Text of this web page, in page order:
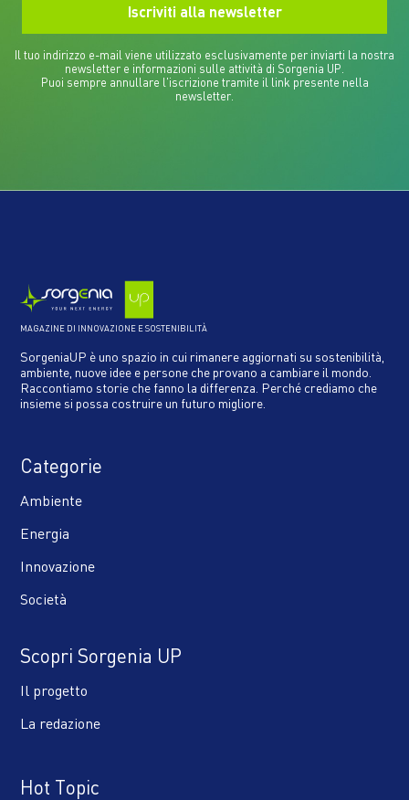
Il tuo indirizzo e-mail viene utilizzato esclusivamente per inviarti la nostra
newsletter e informazioni sulle attività di Sorgenia UP.
Puoi sempre annullare l'iscrizione tramite il link presente nella
newsletter.
MAGAZINE DI INNOVAZIONE E SOSTENIBILITÀ
SorgeniaUP è uno spazio in cui rimanere aggiornati su sostenibilità,
ambiente, nuove idee e persone che provano a cambiare il mondo.
Raccontiamo storie che fanno la differenza. Perché crediamo che
insieme si possa costruire un futuro migliore.
Categorie
Ambiente
Energia
Innovazione
Società
Scopri Sorgenia UP
Il progetto
La redazione
Hot Topic